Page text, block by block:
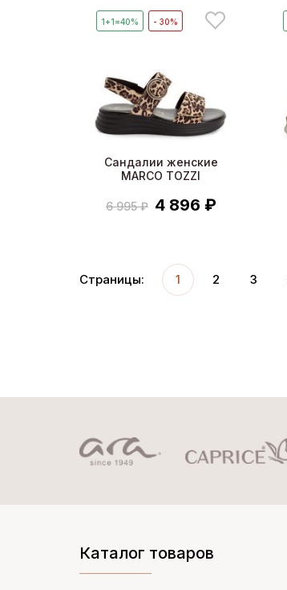
1+1=40% - 30%
Сандалии женские
MARCO TOZZI
6 995 ₽ 4 896 ₽
Страницы: 1 2 3
Каталог товаров